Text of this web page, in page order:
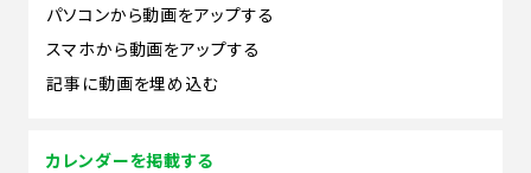
パソコンから動画をアップする
スマホから動画をアップする
記事に動画を埋め込む
カレンダーを掲載する